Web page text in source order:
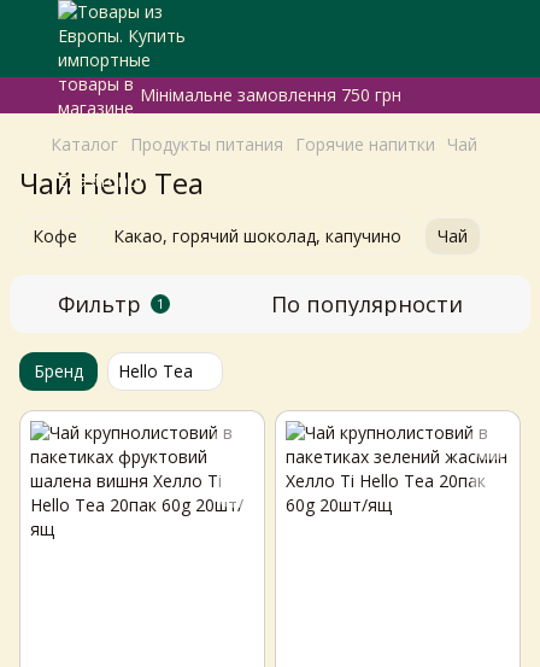
Мінімальне замовлення 750 грн
Каталог Продукты питания Горячие напитки Чай
Чай Hello Tea
Кофе Какао, горячий шоколад, капучино Чай
Фильтр 1 По популярности
Бренд Hello Tea